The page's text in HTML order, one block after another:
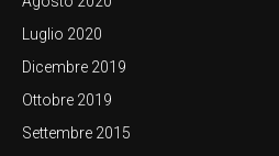
Luglio 2020
Dicembre 2019
Ottobre 2019
Settembre 2015